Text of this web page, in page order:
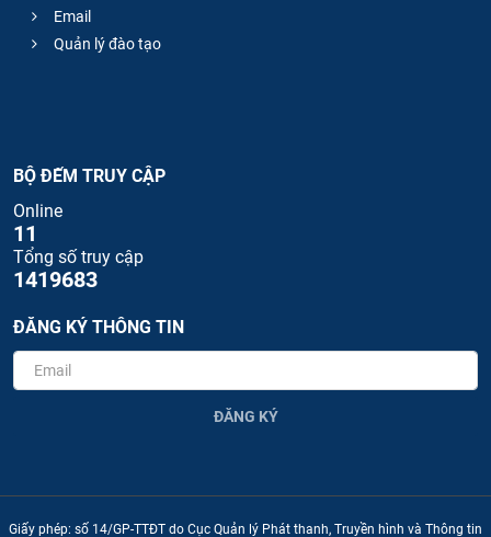
Email
Quản lý đào tạo
BỘ ĐẾM TRUY CẬP
Online
11
Tổng số truy cập
1419683
ĐĂNG KÝ THÔNG TIN
ĐĂNG KÝ
Giấy phép: số 14/GP-TTĐT do Cục Quản lý Phát thanh, Truyền hình và Thông tin